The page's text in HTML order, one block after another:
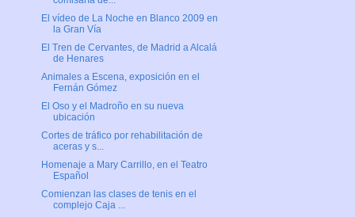
El vídeo de La Noche en Blanco 2009 en
la Gran Vía
El Tren de Cervantes, de Madrid a Alcalá
de Henares
Animales a Escena, exposición en el
Fernán Gómez
El Oso y el Madroño en su nueva
ubicación
Cortes de tráfico por rehabilitación de
aceras y s...
Homenaje a Mary Carrillo, en el Teatro
Español
Comienzan las clases de tenis en el
complejo Caja ...